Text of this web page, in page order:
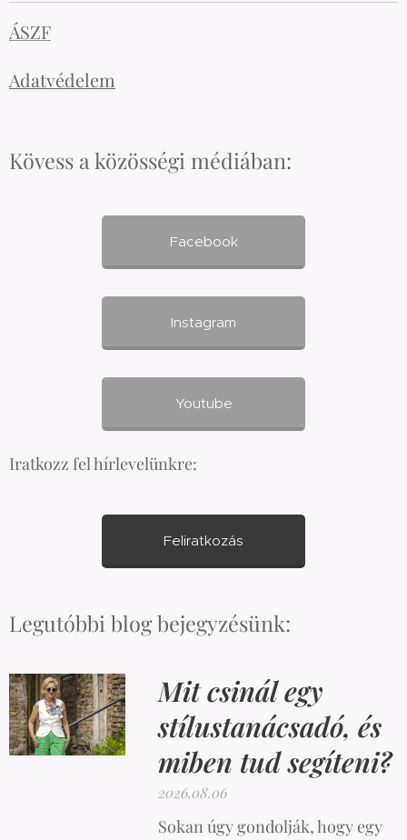
ÁSZF
Adatvédelem
Kövess a közösségi médiában:
Facebook
Instagram
Youtube
Iratkozz fel hírlevelünkre:
Feliratkozás
Legutóbbi blog bejegyzésünk:
Mit csinál egy
stílustanácsadó, és
miben tud segíteni?
2026.08.06
Sokan úgy gondolják, hogy egy